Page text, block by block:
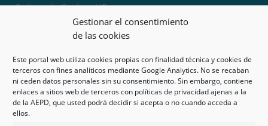
Gestionar el consentimiento
de las cookies
Este portal web utiliza cookies propias con finalidad técnica y cookies de
terceros con fines analíticos mediante Google Analytics. No se recaban
ni ceden datos personales sin su consentimiento. Sin embargo, contiene
enlaces a sitios web de terceros con políticas de privacidad ajenas a la
de la AEPD, que usted podrá decidir si acepta o no cuando acceda a
ellos.
Política de Cookies UE
Términos y condiciones
Exoneración de responsabilidad
Mapa del sitio
Mi cuenta
Tienda
Psicología en Murcia